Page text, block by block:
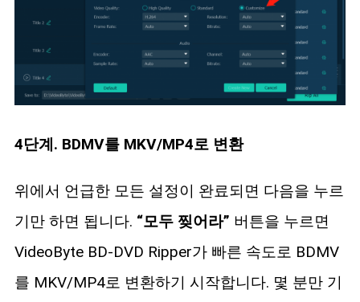
4단계. BDMV를 MKV/MP4로 변환
위에서 언급한 모든 설정이 완료되면 다음을 누르
기만 하면 됩니다. “모두 찢어라” 버튼을 누르면
VideoByte BD-DVD Ripper가 빠른 속도로 BDMV
를 MKV/MP4로 변환하기 시작합니다. 몇 분만 기